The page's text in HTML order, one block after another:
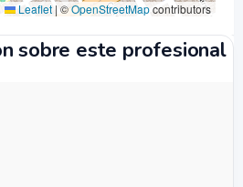
Leaflet | ©OpenStreetMapcontributors
sobre este profesional